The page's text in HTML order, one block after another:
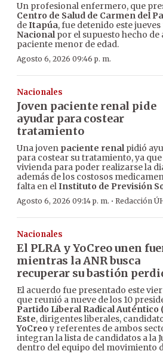
Un profesional enfermero, que
Centro de Salud de Carmen del
deItapúa, fue detenido este
Nacionalpor el supuesto hecho de
paciente menor de edad.
Agosto 6, 2026 09:46 p. m.
Nacionales
Joven paciente renal pide
ayudar para costear
tratamiento
Una joven paciente renalpidió
para costear su tratamiento, ya
vivienda para poder realizarse la
además de los costosos
falta en elInstituto de Previsión
Agosto 6, 2026 09:14 p. m. · Redacción
Nacionales
El PLRA y YoCreo unen
mientras la ANR busca
recuperar su bastión
El acuerdo fue presentado este
que reunió a nueve de los 10
Partido Liberal Radical Auténtico
Este, dirigentes liberales,
YoCreo y referentes de ambos
integran la lista de candidatos a la
dentro del equipo del movimiento